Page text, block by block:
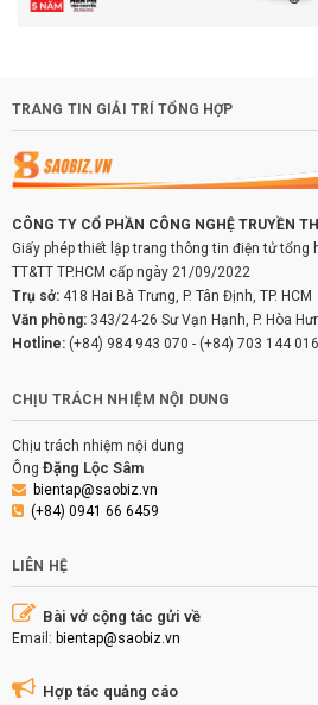
TRANG TIN GIẢI TRÍ TỔNG HỢP
CÔNG TY CỔ PHẦN CÔNG NGHỆ TRUYỀN
Giấy phép thiết lập trang thông tin điện tử tổng
TT&TT TP.HCM cấp ngày 21/09/2022
Trụ sở: 418 Hai Bà Trưng, P. Tân Định, TP. HCM
Văn phòng: 343/24-26 Sư Vạn Hạnh, P. Hòa
Hotline: (+84) 984 943 070 - (+84) 703 144 016
CHỊU TRÁCH NHIỆM NỘI DUNG
Chịu trách nhiệm nội dung
Ông Đặng Lộc Sâm
bientap@saobiz.vn
(+84) 0941 66 6459
LIÊN HỆ
Bài vở cộng tác gửi về
Email: bientap@saobiz.vn
Hợp tác quảng cáo